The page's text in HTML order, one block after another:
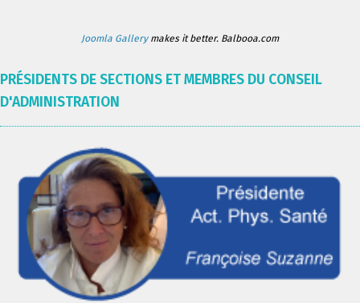
Joomla Gallerymakes it better. Balbooa.com
PRÉSIDENTS DE SECTIONS ET MEMBRES DU CONSEIL
D'ADMINISTRATION